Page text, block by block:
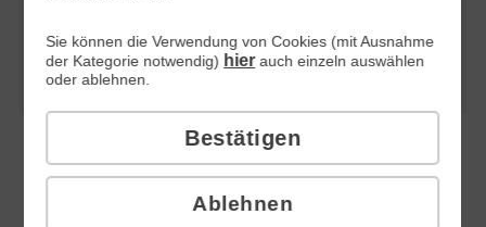
Smartphone mit 24 Monaten Laufzeit
−
Freimonat auf die Grundgebühr für Tarife
ohne Smartphone mit 1 Monat Laufzeit
Ablehnen
Sie können die Verwendung von Cookies (mit Ausnahme
der Kategorie notwendig) hierauch einzeln auswählen
oder ablehnen.
Bestätigen